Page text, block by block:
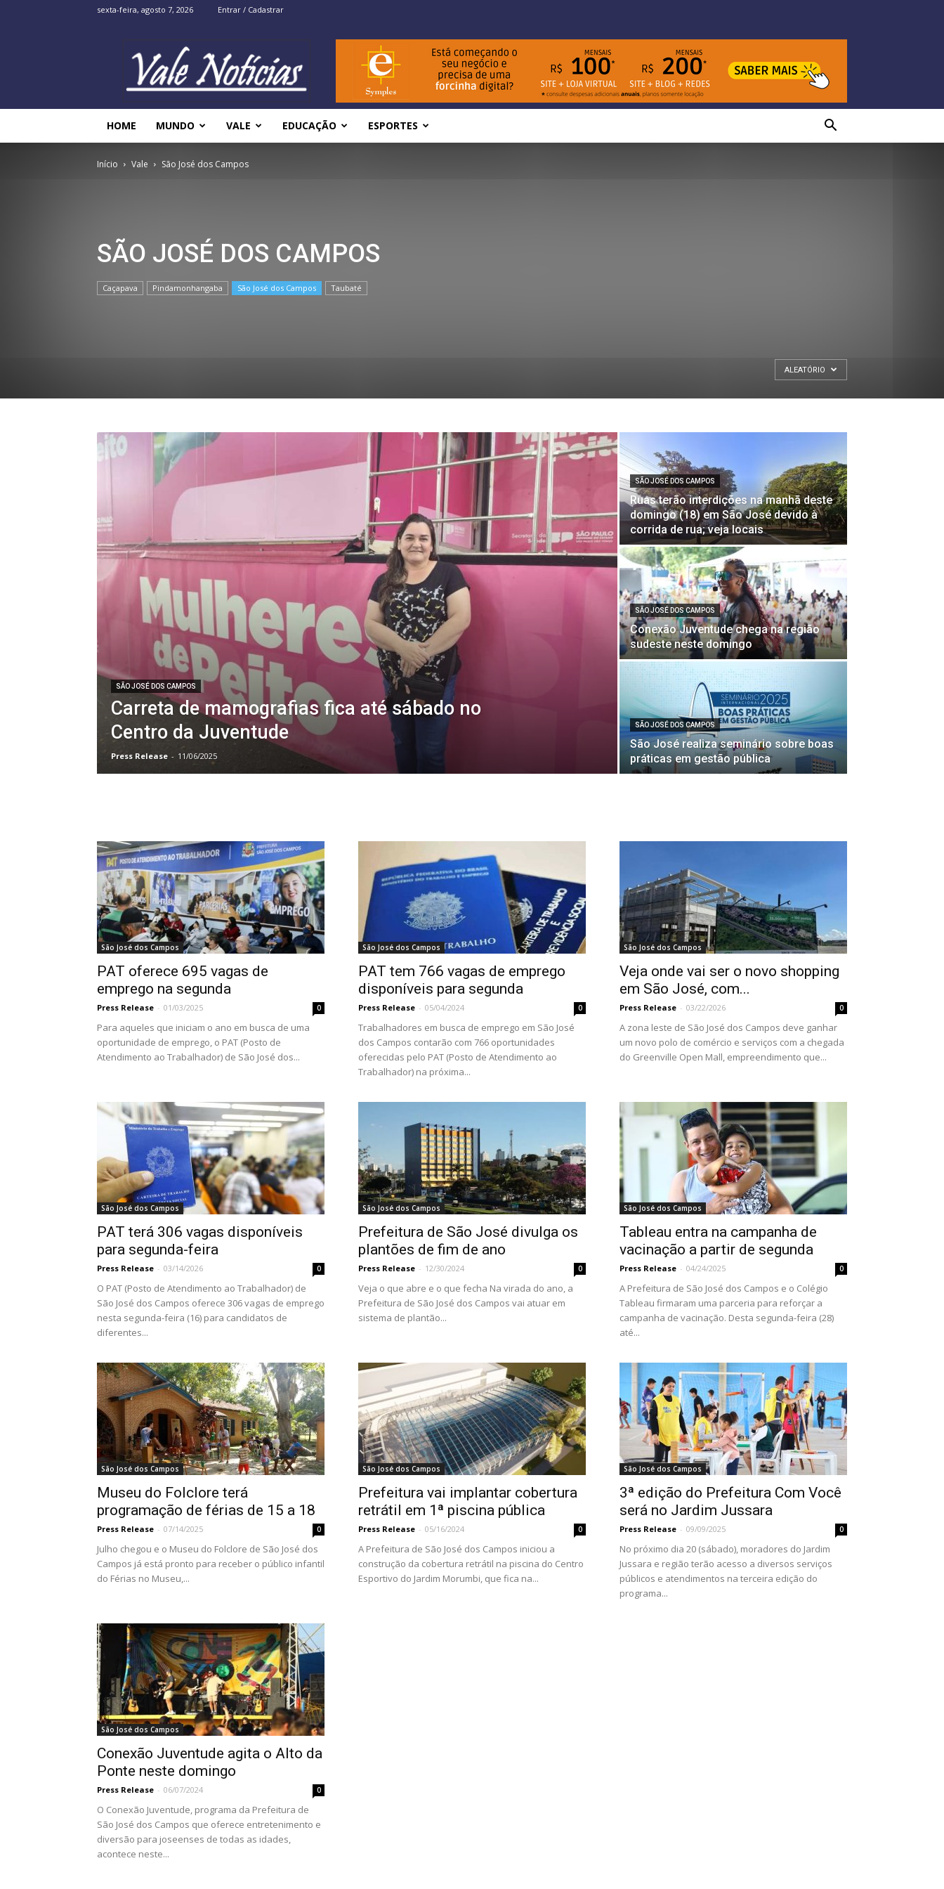
sexta-feira, agosto 7, 2026 Entrar / Cadastrar
Noticias
HOME MUNDO VALE EDUCAÇÃO ESPORTES
Início Vale São José dos Campos
SÃO JOSÉ DOS CAMPOS
Caçapava Pindamonhangaba São José dos Campos Taubaté
ALEATÓRIO
SÃO JOSÉ DOS CAMPOS
Carreta de mamografias fica até sábado no
Centro da Juventude
Press Release - 11/06/2025
SÃO JOSÉ DOS CAMPOS
Ruas terão interdições na manhã deste
domingo (18) em São José devido à
corrida de rua; veja locais
SÃO JOSÉ DOS CAMPOS
Conexão Juventude chega na região
sudeste neste domingo
SÃO JOSÉ DOS CAMPOS
São José realiza seminário sobre boas
práticas em gestão pública
São José dos Campos
PAT oferece 695 vagas de
emprego na segunda
Press Release - 01/03/2025 0
Para aqueles que iniciam o ano em busca de uma
oportunidade de emprego, o PAT (Posto de
Atendimento ao Trabalhador) de São José dos...
São José dos Campos
PAT tem 766 vagas de emprego
disponíveis para segunda
Press Release - 05/04/2024 0
Trabalhadores em busca de emprego em São José
dos Campos contarão com 766 oportunidades
oferecidas pelo PAT (Posto de Atendimento ao
Trabalhador) na próxima...
São José dos Campos
Veja onde vai ser o novo shopping
em São José, com...
Press Release - 03/22/2026 0
A zona leste de São José dos Campos deve ganhar
um novo polo de comércio e serviços com a chegada
do Greenville Open Mall, empreendimento que...
São José dos Campos
PAT terá 306 vagas disponíveis
para segunda-feira
Press Release - 03/14/2026 0
O PAT (Posto de Atendimento ao Trabalhador) de
São José dos Campos oferece 306 vagas de emprego
nesta segunda-feira (16) para candidatos de
diferentes...
São José dos Campos
Prefeitura de São José divulga os
plantões de fim de ano
Press Release - 12/30/2024 0
Veja o que abre e o que fecha Na virada do ano, a
Prefeitura de São José dos Campos vai atuar em
sistema de plantão...
São José dos Campos
Tableau entra na campanha de
vacinação a partir de segunda
Press Release - 04/24/2025 0
A Prefeitura de São José dos Campos e o Colégio
Tableau firmaram uma parceria para reforçar a
campanha de vacinação. Desta segunda-feira (28)
até...
São José dos Campos
Museu do Folclore terá
programação de férias de 15 a 18
Press Release - 07/14/2025 0
Julho chegou e o Museu do Folclore de São José dos
Campos já está pronto para receber o público infantil
do Férias no Museu,...
São José dos Campos
Prefeitura vai implantar cobertura
retrátil em 1ª piscina pública
Press Release - 05/16/2024 0
A Prefeitura de São José dos Campos iniciou a
construção da cobertura retrátil na piscina do Centro
Esportivo do Jardim Morumbi, que fica na...
São José dos Campos
3ª edição do Prefeitura Com Você
será no Jardim Jussara
Press Release - 09/09/2025 0
No próximo dia 20 (sábado), moradores do Jardim
Jussara e região terão acesso a diversos serviços
públicos e atendimentos na terceira edição do
programa...
São José dos Campos
Conexão Juventude agita o Alto da
Ponte neste domingo
Press Release - 06/07/2024 0
O Conexão Juventude, programa da Prefeitura de
São José dos Campos que oferece entretenimento e
diversão para joseenses de todas as idades,
acontece neste...